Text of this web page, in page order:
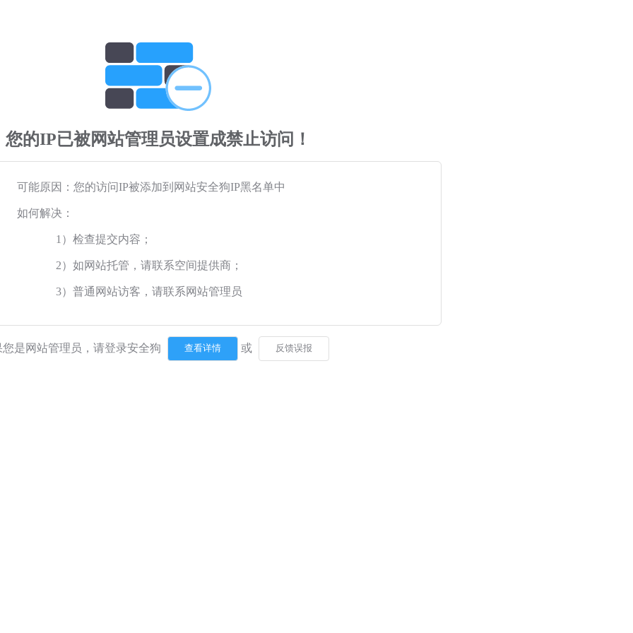
您的IP已被网站管理员设置成禁止访问！
可能原因：您的访问IP被添加到网站安全狗IP黑名单中
如何解决：
1）检查提交内容；
2）如网站托管，请联系空间提供商；
3）普通网站访客，请联系网站管理员
您是网站管理员，请登录安全狗 或